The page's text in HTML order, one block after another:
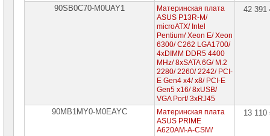
90SB0C70-M0UAY1
Материнская плата
ASUS P13R-M/
microATX/ Intel
Pentium/ Xeon E/ Xeon
6300/ C262 LGA1700/
4xDIMM DDR5 4400
MHz/ 8xSATA 6G/ M.2
2280/ 2260/ 2242/ PCI-
E Gen4 x4/ x8/ PCI-E
Gen5 x16/ 8xUSB/
VGA Port/ 3xRJ45
42
90MB1MY0-M0EAYC
Материнская плата
ASUS PRIME
A620AM-A-CSM/
13